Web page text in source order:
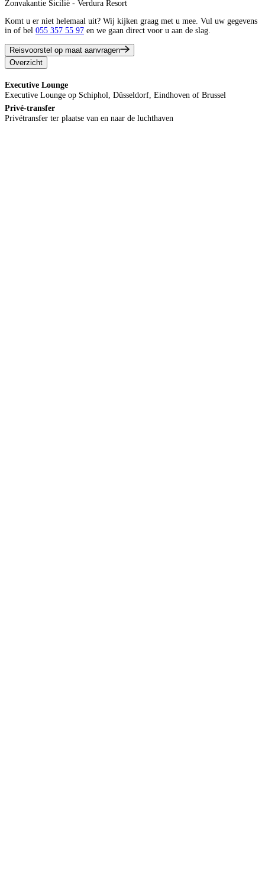
Zonvakantie Sicilië - Verdura Resort
Komt u er niet helemaal uit? Wij kijken graag met u mee. Vul uw gegevens
in of bel 055 357 55 97 en we gaan direct voor u aan de slag.
Reisvoorstel op maat aanvragen
Overzicht
Executive Lounge
Executive Lounge op Schiphol, Düsseldorf, Eindhoven of Brussel
Privé-transfer
Privétransfer ter plaatse van en naar de luchthaven